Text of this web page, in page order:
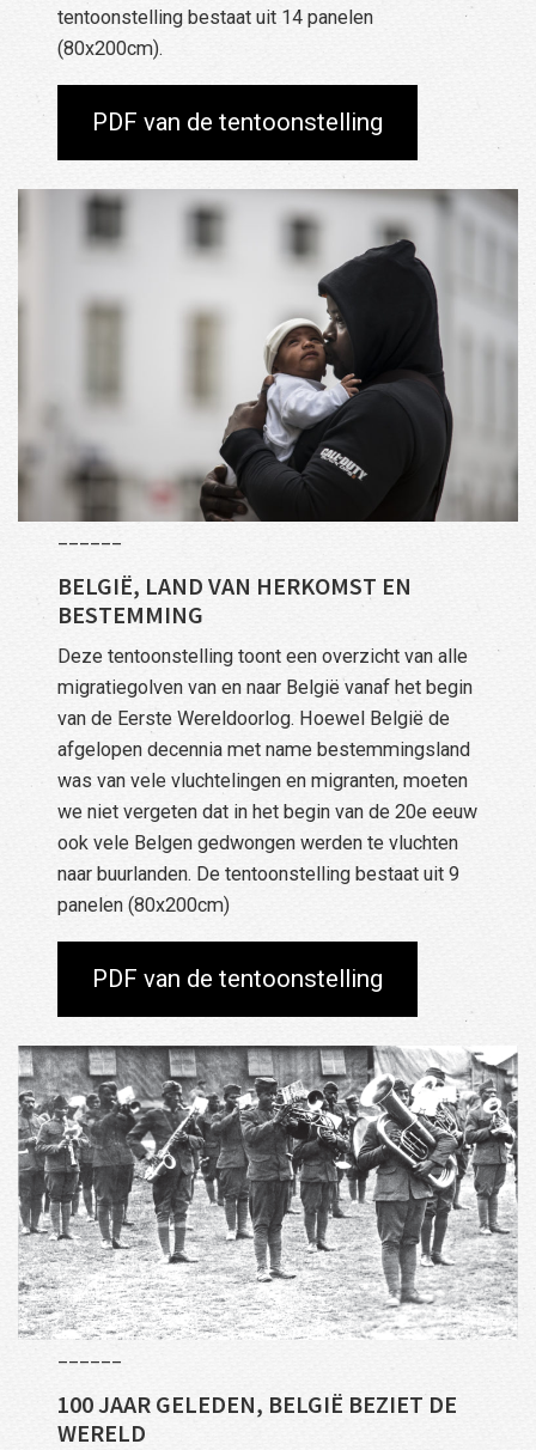
tentoonstelling bestaat uit 14 panelen
(80x200cm).
PDF van de tentoonstelling
BELGIË, LAND VAN HERKOMST EN
BESTEMMING
Deze tentoonstelling toont een overzicht van alle
migratiegolven van en naar België vanaf het begin
van de Eerste Wereldoorlog. Hoewel België de
afgelopen decennia met name bestemmingsland
was van vele vluchtelingen en migranten, moeten
we niet vergeten dat in het begin van de 20e eeuw
ook vele Belgen gedwongen werden te vluchten
naar buurlanden. De tentoonstelling bestaat uit 9
panelen (80x200cm)
PDF van de tentoonstelling
100 JAAR GELEDEN, BELGIË BEZIET DE
WERELD